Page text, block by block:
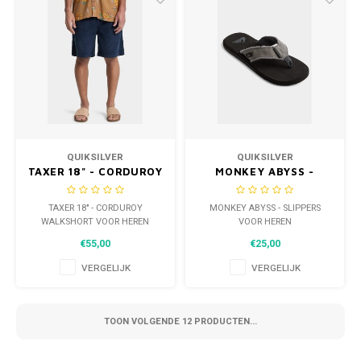
QUIKSILVER
TAXER 18" - CORDUROY
WALKSHORT VOOR
HEREN
TAXER 18" - CORDUROY
WALKSHORT VOOR HEREN
€55,00
VERGELIJK
QUIKSILVER
MONKEY ABYSS -
SLIPPERS VOOR HEREN
MONKEY ABYSS - SLIPPERS
VOOR HEREN
€25,00
VERGELIJK
TOON VOLGENDE 12 PRODUCTEN...